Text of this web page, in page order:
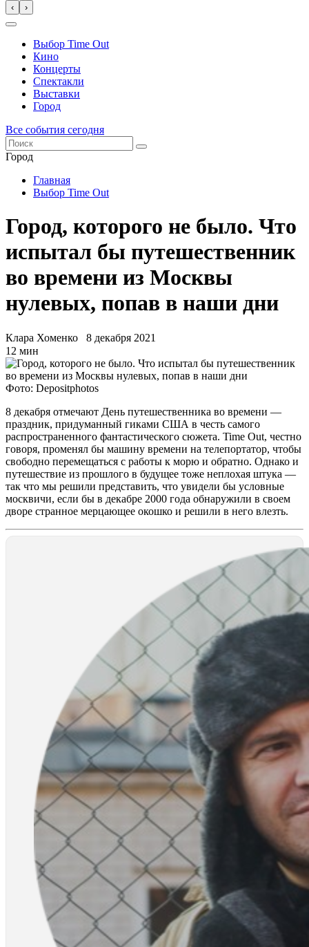
‹ ›
Выбор Time Out
Кино
Концерты
Спектакли
Выставки
Город
Все события сегодня
Город
Главная
Выбор Time Out
Город, которого не было. Что
испытал бы путешественник
во времени из Москвы
нулевых, попав в наши дни
Клара Хоменко
8 декабря 2021
12 мин
Фото: Depositphotos
8 декабря отмечают День путешественника во времени —
праздник, придуманный гиками США в честь самого
распространенного фантастического сюжета. Time Out, честно
говоря, променял бы машину времени на телепортатор, чтобы
свободно перемещаться с работы к морю и обратно. Однако и
путешествие из прошлого в будущее тоже неплохая штука —
так что мы решили представить, что увидели бы условные
москвичи, если бы в декабре 2000 года обнаружили в своем
дворе странное мерцающее окошко и решили в него влезть.